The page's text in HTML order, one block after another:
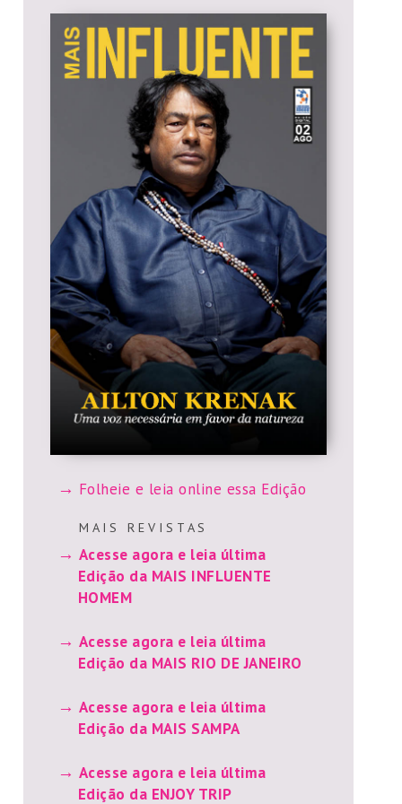
Folheie e leia online essa Edição
M A I S R E V I S T A S
Acesse agora e leia última
Edição da MAIS INFLUENTE
HOMEM
Acesse agora e leia última
Edição da MAIS RIO DE JANEIRO
Acesse agora e leia última
Edição da MAIS SAMPA
Acesse agora e leia última
Edição da ENJOY TRIP